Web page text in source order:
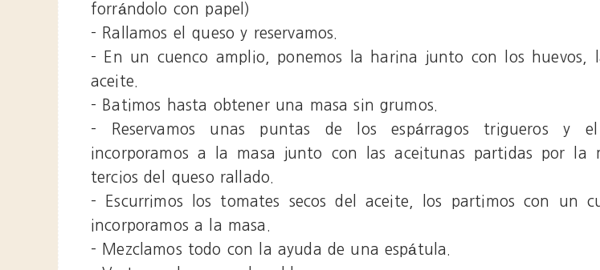
forrándolo con papel)
- Rallamos el queso y reservamos.
- En un cuenco amplio, ponemos la harina junto con los huevos,
aceite.
- Batimos hasta obtener una masa sin grumos.
- Reservamos unas puntas de los espárragos trigueros y
incorporamos a la masa junto con las aceitunas partidas por la
tercios del queso rallado.
- Escurrimos los tomates secos del aceite, los partimos con un
incorporamos a la masa.
- Mezclamos todo con la ayuda de una espátula.